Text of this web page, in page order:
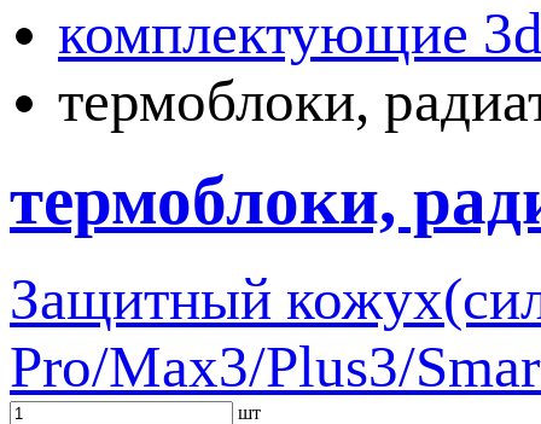
комплектующие
термоблоки,
термоблоки,
Защитный
Pro/Max3/Plus3/
шт